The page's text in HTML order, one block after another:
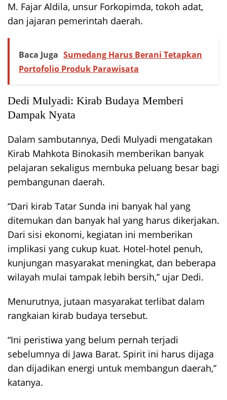
M. Fajar Aldila, unsur Forkopimda, tokoh adat,
dan jajaran pemerintah daerah.
Baca Juga Sumedang Harus Berani Tetapkan
Portofolio Produk Parawisata
Dedi Mulyadi: Kirab Budaya Memberi
Dampak Nyata
Dalam sambutannya, Dedi Mulyadi mengatakan
Kirab Mahkota Binokasih memberikan banyak
pelajaran sekaligus membuka peluang besar bagi
pembangunan daerah.
“Dari kirab Tatar Sunda ini banyak hal yang
ditemukan dan banyak hal yang harus dikerjakan.
Dari sisi ekonomi, kegiatan ini memberikan
implikasi yang cukup kuat. Hotel-hotel penuh,
kunjungan masyarakat meningkat, dan beberapa
wilayah mulai tampak lebih bersih,” ujar Dedi.
Menurutnya, jutaan masyarakat terlibat dalam
rangkaian kirab budaya tersebut.
“Ini peristiwa yang belum pernah terjadi
sebelumnya di Jawa Barat. Spirit ini harus dijaga
dan dijadikan energi untuk membangun daerah,”
katanya.